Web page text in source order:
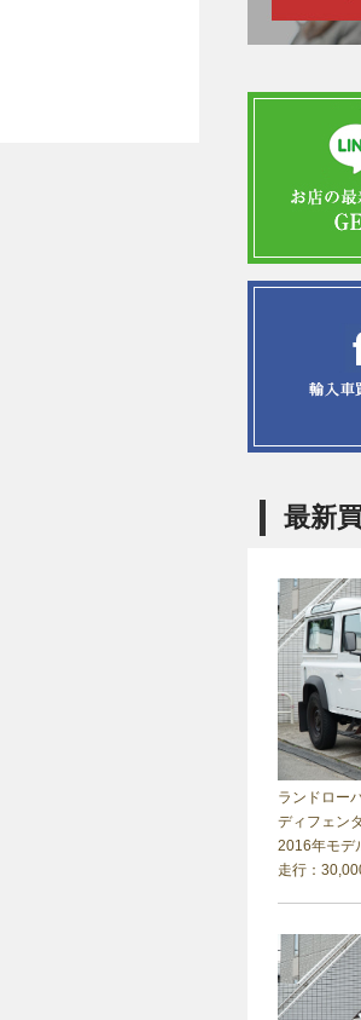
最新
ランドロー
ディフェン
2016年モデ
走行：